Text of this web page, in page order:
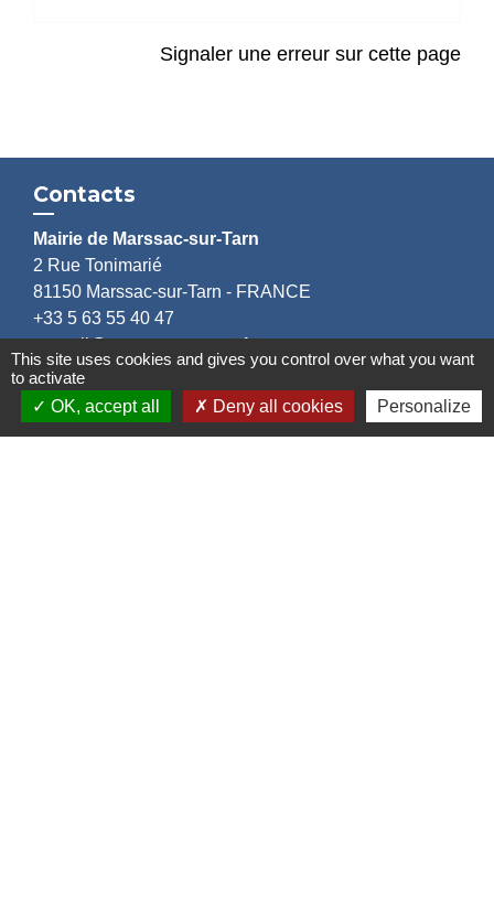
Signaler une erreur sur cette page
Contacts
Mairie de Marssac-sur-Tarn
2 Rue Tonimarié
81150 Marssac-sur-Tarn - FRANCE
+33 5 63 55 40 47
accueil@marssac-sur-tarn.fr
Lien vers les HORAIRES et CONTACTS
de chaque service
This site uses cookies and gives you control over what you want
to activate
OK, accept all
Deny all cookies Personalize